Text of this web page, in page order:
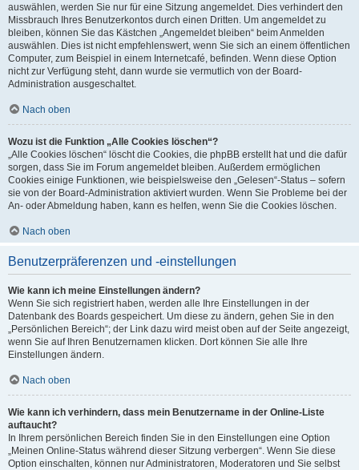
auswählen, werden Sie nur für eine Sitzung angemeldet. Dies verhindert den
Missbrauch Ihres Benutzerkontos durch einen Dritten. Um angemeldet zu
bleiben, können Sie das Kästchen „Angemeldet bleiben“ beim Anmelden
auswählen. Dies ist nicht empfehlenswert, wenn Sie sich an einem öffentlichen
Computer, zum Beispiel in einem Internetcafé, befinden. Wenn diese Option
nicht zur Verfügung steht, dann wurde sie vermutlich von der Board-
Administration ausgeschaltet.
Nach oben
Wozu ist die Funktion „Alle Cookies löschen“?
„Alle Cookies löschen“ löscht die Cookies, die phpBB erstellt hat und die dafür
sorgen, dass Sie im Forum angemeldet bleiben. Außerdem ermöglichen
Cookies einige Funktionen, wie beispielsweise den „Gelesen“-Status – sofern
sie von der Board-Administration aktiviert wurden. Wenn Sie Probleme bei der
An- oder Abmeldung haben, kann es helfen, wenn Sie die Cookies löschen.
Nach oben
Benutzerpräferenzen und -einstellungen
Wie kann ich meine Einstellungen ändern?
Wenn Sie sich registriert haben, werden alle Ihre Einstellungen in der
Datenbank des Boards gespeichert. Um diese zu ändern, gehen Sie in den
„Persönlichen Bereich“; der Link dazu wird meist oben auf der Seite angezeigt,
wenn Sie auf Ihren Benutzernamen klicken. Dort können Sie alle Ihre
Einstellungen ändern.
Nach oben
Wie kann ich verhindern, dass mein Benutzername in der Online-Liste
auftaucht?
In Ihrem persönlichen Bereich finden Sie in den Einstellungen eine Option
„Meinen Online-Status während dieser Sitzung verbergen“. Wenn Sie diese
Option einschalten, können nur Administratoren, Moderatoren und Sie selbst